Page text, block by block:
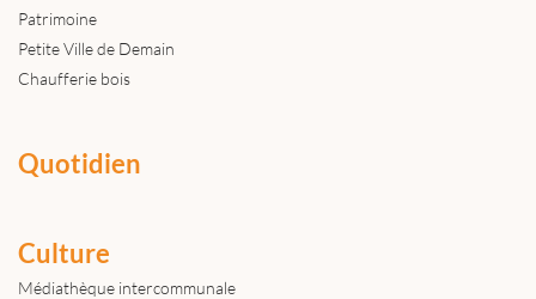
Patrimoine
Petite Ville de Demain
Chaufferie bois
Quotidien
Culture
Médiathèque intercommunale